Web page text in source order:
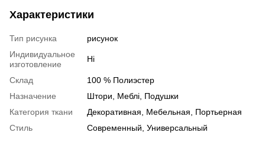
Характеристики
Тип рисунка
рисунок
Индивидуальное
изготовление
Ні
Склад
100 % Полиэстер
Назначение
Штори, Меблі, Подушки
Категория ткани
Декоративная, Мебельная, Портьерная
Стиль
Современный, Универсальный